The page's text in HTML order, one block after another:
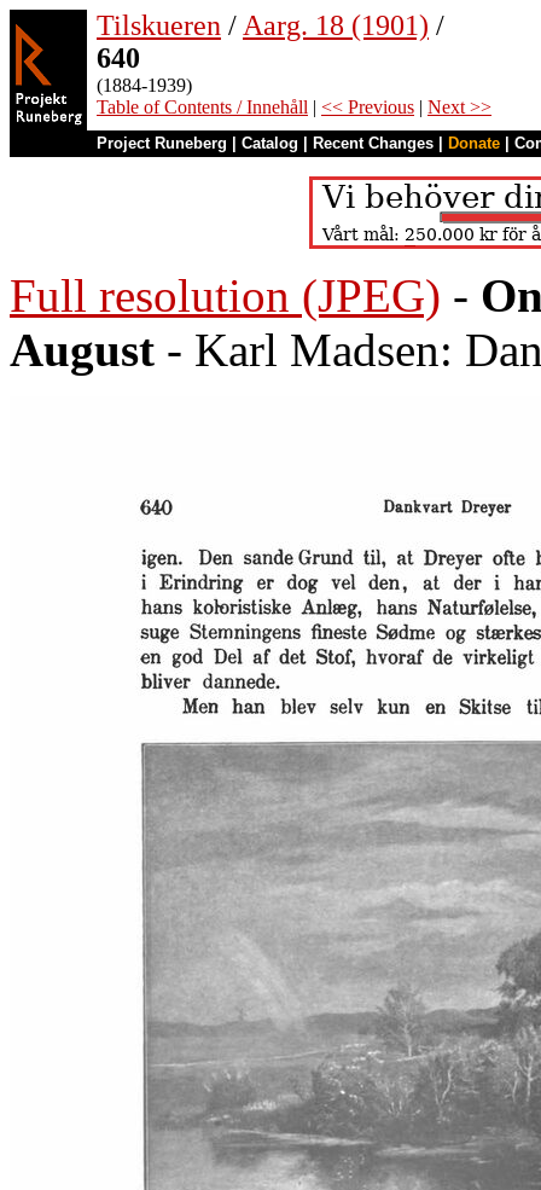
Tilskueren / Aarg. 18 (1901) /
640
(1884-1939)
Table of Contents / Innehåll | << Previous | Next >>
Project Runeberg Catalog Recent Changes Donate
Full resolution (JPEG) -
August - Karl Madsen: